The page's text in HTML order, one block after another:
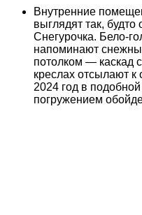
Внутренние
выглядят так,
Снегурочка. Бело-
напоминают
потолком — каскад
креслах отсылают к
2024 год в
погружением